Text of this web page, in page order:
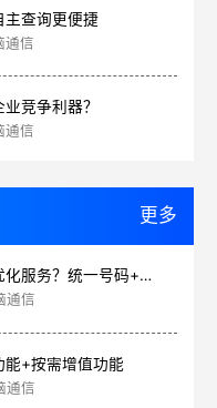
查询更便捷
通信
竞争利器？
通信
更多
办理400电话怎么塑造品牌形象优化服务？统一号码+智能管理平台
通信
+按需增值功能
通信